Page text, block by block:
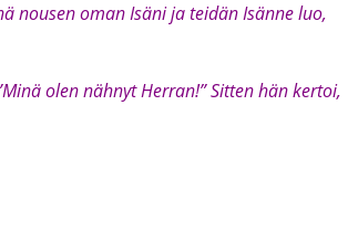
nousen oman Isäni ja teidän Isänne luo,
olen nähnyt Herran!” Sitten hän kertoi,